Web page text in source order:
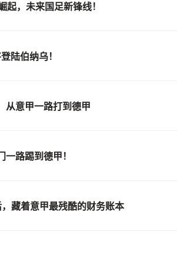
，未来国足新锋线！
陆伯纳乌！
从意甲一路打到德甲
路踢到德甲！
藏着意甲最残酷的财务账本